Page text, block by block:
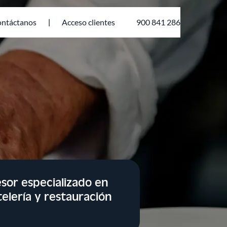
Acceso clientes 900 841 286
especializado en
y restauración